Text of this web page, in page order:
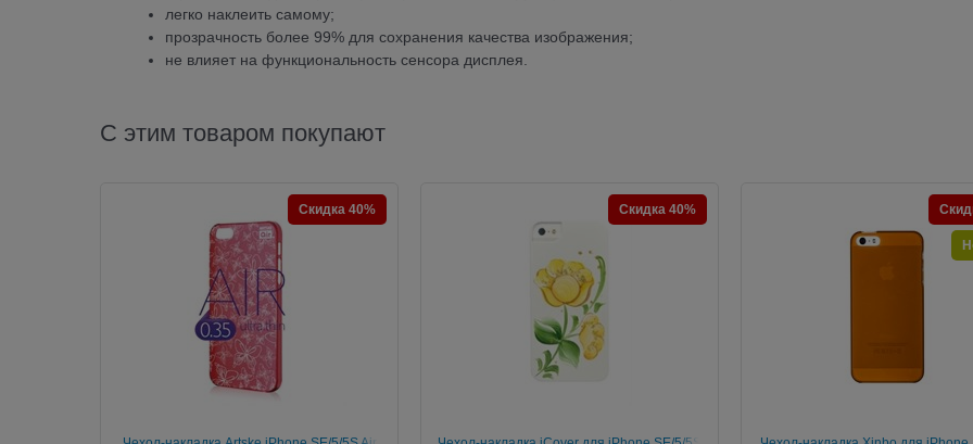
легко наклеить самому;
прозрачность более 99% для сохранения качества изображения;
не влияет на функциональность сенсора дисплея.
С этим товаром покупают
Скидка 40% Скидка 40%